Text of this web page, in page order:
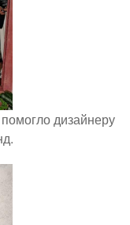
дизайнеру